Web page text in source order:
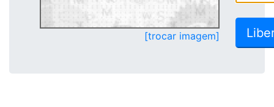
[trocar imagem]